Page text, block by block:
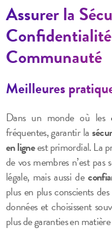
Assurer la
Communauté
Meilleures
Dans un monde où les
fréquentes, garantir la
en ligneest primordial. La
de vos membres n’est
légale, mais aussi de
plus en plus conscients
données et choisissent
plus de garanties en